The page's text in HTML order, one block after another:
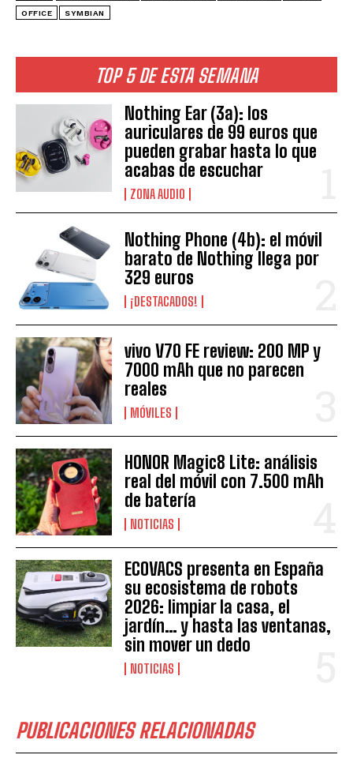
TOP 5 DE ESTA SEMANA
Nothing Ear (3a): los
auriculares de 99 euros que
pueden grabar hasta lo que
acabas de escuchar
ZONA AUDIO
Nothing Phone (4b): el móvil
barato de Nothing llega por
329 euros
¡DESTACADOS!
vivo V70 FE review: 200 MP y
7000 mAh que no parecen
reales
MÓVILES
HONOR Magic8 Lite: análisis
real del móvil con 7.500 mAh
de batería
NOTICIAS
ECOVACS presenta en España
su ecosistema de robots
2026: limpiar la casa, el
jardín… y hasta las ventanas,
sin mover un dedo
NOTICIAS
PUBLICACIONES RELACIONADAS
OFFICE SYMBIAN